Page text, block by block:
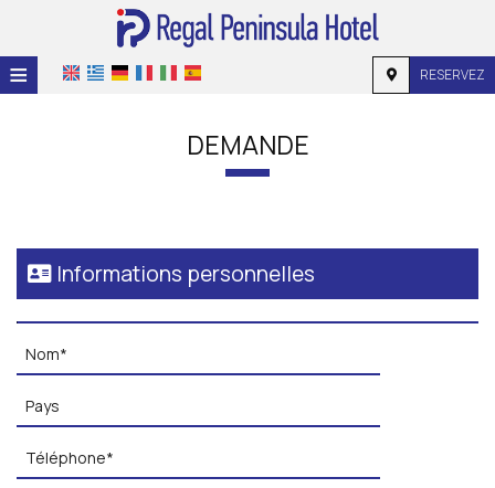
≡ RESERVEZ
EMPLACEMENT
INSTALLATIONS
GALERIE
DEMANDE
Informations personnelles